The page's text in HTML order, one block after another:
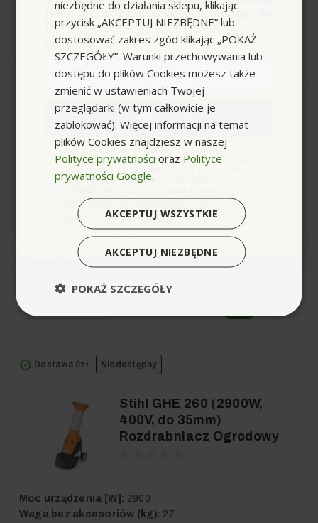
+
Stihl GH 460 C (7.9KM, do
75mm) Spalinowy
Rozdrabniacz Ogrodowy
8 319,00 zł
Sugerowana cena producenta
Niedostępny
Dostawa 0zł
Stihl GHE 260 (2900W,
400V, do 35mm)
Rozdrabniacz Ogrodowy
Moc urządzenia [W]: 2900
Waga bez akcesoriów (kg): 27
niezbędne do działania sklepu, klikając
przycisk „AKCEPTUJ NIEZBĘDNE” lub
dostosować zakres zgód klikając „POKAŻ
SZCZEGÓŁY”. Warunki przechowywania lub
dostępu do plików Cookies możesz także
zmienić w ustawieniach Twojej
przeglądarki (w tym całkowicie je
zablokować). Więcej informacji na temat
plików Cookies znajdziesz w naszej
Polityce prywatności oraz Polityce
prywatności Google.
AKCEPTUJ WSZYSTKIE
AKCEPTUJ NIEZBĘDNE
POKAŻ SZCZEGÓŁY
jako pierwszy otrzymasz dostęp do
promocyjnych ofert i rabatów.
Email
Zapisuję się
zgodaWyrażam zgodę na przetwarzanie moich
danych osobowych w postaci adresu e-mail oraz
na przesyłanie na podany przeze mnie adres e-
mail informacji handlowej o produktach i
Newsletter przez ocean.com sp. z o.o. sp. k.
Zapoznałem/łam się i akceptuję politykę
prywatności. *(wymagane)